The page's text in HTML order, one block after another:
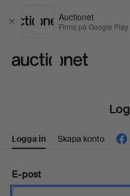
Stäng
Auctionet
Finns på Google Play
Logga in Skapa konto
E-post